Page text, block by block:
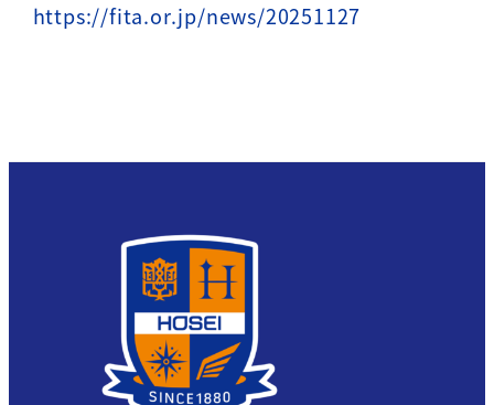
https://fita.or.jp/news/20251127